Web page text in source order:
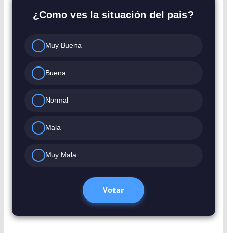
¿Como ves la situación del pais?
Muy Buena
Buena
Normal
Mala
Muy Mala
Votar